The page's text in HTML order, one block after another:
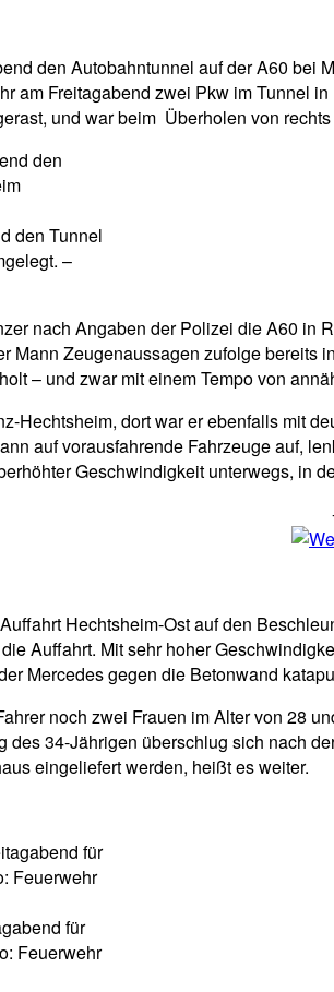
den Autobahntunnel auf der A60
am Freitagabend zwei Pkw im Tunnel
und war beim Überholen von
den Tunnel
–
nach Angaben der Polizei die A60
Mann Zeugenaussagen zufolge
– und zwar mit einem Tempo von
Hechtsheim, dort war er ebenfalls mit
auf vorausfahrende Fahrzeuge auf,
Geschwindigkeit unterwegs, in
Hechtsheim-Ost auf den
Auffahrt. Mit sehr hoher
Mercedes gegen die Betonwand
noch zwei Frauen im Alter von 28
des 34-Jährigen überschlug sich nach
eingeliefert werden, heißt es weiter.
für
Feuerwehr